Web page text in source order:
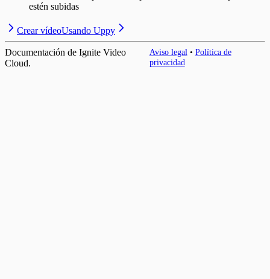
estén subidas
Crear vídeoUsando Uppy
Documentación de Ignite Video
Cloud.
Aviso legal • Política de
privacidad